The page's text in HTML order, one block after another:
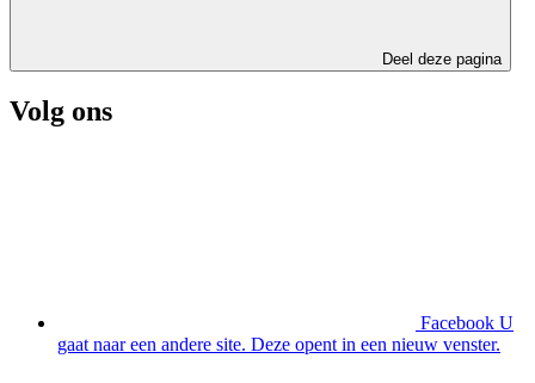
Deel deze pagina
Volg ons
Facebook U
gaat naar een andere site. Deze opent in een nieuw venster.